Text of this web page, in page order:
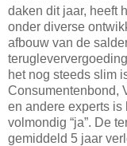
daken dit jaar, heeft
onder diverse
afbouw van de
het nog steeds slim
Consumentenbond,
en andere experts is
volmondig “ja”. De
gemiddeld 5 jaar